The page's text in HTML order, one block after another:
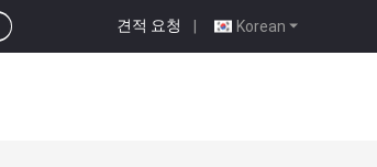
Korean
견적 요청 |